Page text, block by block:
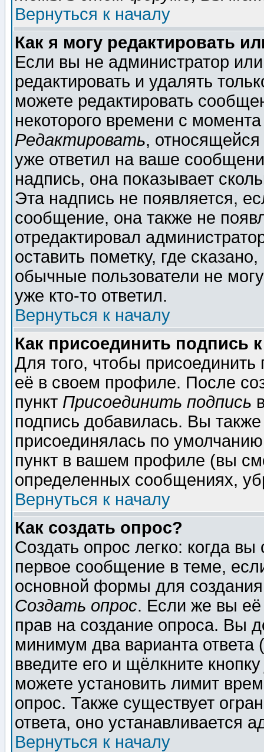
Вернуться к началу
Как я могу редактировать
Если вы не администратор
редактировать и удалять
можете редактировать
некоторого времени с
Редактировать,
уже ответил на ваше
надпись, она показывает
Эта надпись не появляется,
сообщение, она также не
отредактировал
оставить пометку, где
обычные пользователи не
уже кто-то ответил.
Вернуться к началу
Как присоединить подпись
Для того, чтобы
её в своем профиле. После
пункт Присоединить подпись
подпись добавилась. Вы
присоединялась по
пункт в вашем профиле (вы
определенных сообщениях,
Вернуться к началу
Как создать опрос?
Создать опрос легко: когда
первое сообщение в теме,
основной формы для
Создать опрос. Если же вы её
прав на создание опроса. Вы
минимум два варианта ответа
введите его и щёлкните
можете установить лимит
опрос. Также существует
ответа, оно устанавливается
Вернуться к началу